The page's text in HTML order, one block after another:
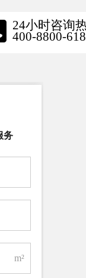
24小时咨询
400-8800-618
务
m²